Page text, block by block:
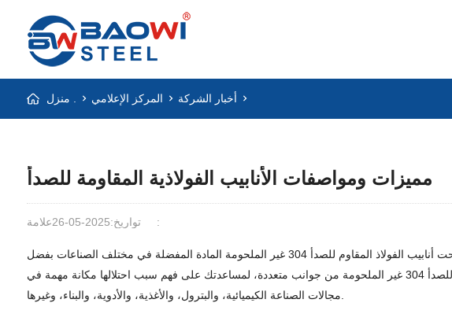
المركز الإعلامي أخبار الشركة
مميزات ومواصفات الأنابيب الفولاذية المقاومة للصدأ
تواريخ:2025-05-26 علامة:
في التطبيقات الصناعية والعمارة الحديثة، تُفضّل مواد الفولاذ المقاوم للصدأ على نطاق واسع لأدائها الممتاز. ومن بينها، أصبحت أنابيب الفولاذ المقاوم للصدأ 304 غير الملحومة المادة المفضلة في مختلف الصناعات بفضل
مقاومتها الممتازة للتآكل، ومتانتها، وأدائها الصحي، وجمالها. ستُحلل هذه المقالة بعمق المزايا الأساسية لأنابيب الفولاذ المقاوم للصدأ 304 غير الملحومة من جوانب متعددة، لمساعدتك على فهم سبب احتلالها مكانة مهمة في